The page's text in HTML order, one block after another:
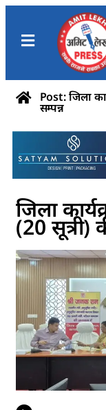
Post: जिला
सम्पन्न
जिला
(20 सूत्री)